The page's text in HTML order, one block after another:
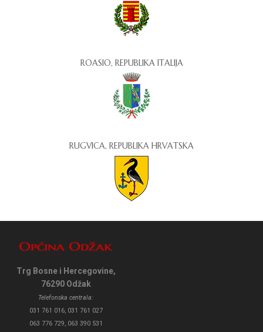
ROASIO, REPUBLIKA ITALIJA
RUGVICA, REPUBLIKA HRVATSKA
Trg Bosne i Hercegovine,
76290 Odžak
Telefonska centrala:
031 761 016, 031 761 027
063 776 729, 063 390 531